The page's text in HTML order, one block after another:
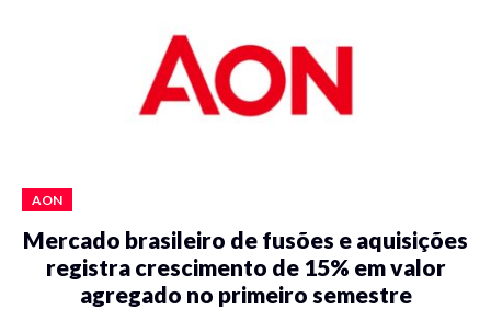
AON
Mercado brasileiro de fusões e aquisições
registra crescimento de 15% em valor
agregado no primeiro semestre